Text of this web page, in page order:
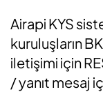
Airapi KYS
kuruluşların
iletişimi için
/ yanıt mesaj